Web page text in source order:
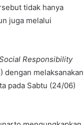
tidak hanya
juga melalui
Responsibility
dengan melaksanakan
pada Sabtu (24/06)